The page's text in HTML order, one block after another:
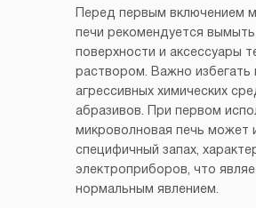
Перед первым включением
печи рекомендуется вымыть
поверхности и аксессуары
раствором. Важно избегать
агрессивных химических
абразивов. При первом
микроволновая печь может
специфичный запах,
электроприборов, что
нормальным явлением.